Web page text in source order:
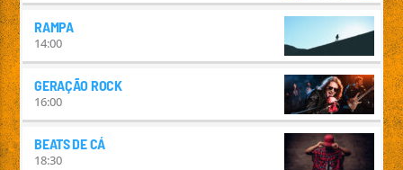
RAMPA
14:00
GERAÇÃO ROCK
16:00
BEATS DE CÁ
18:30